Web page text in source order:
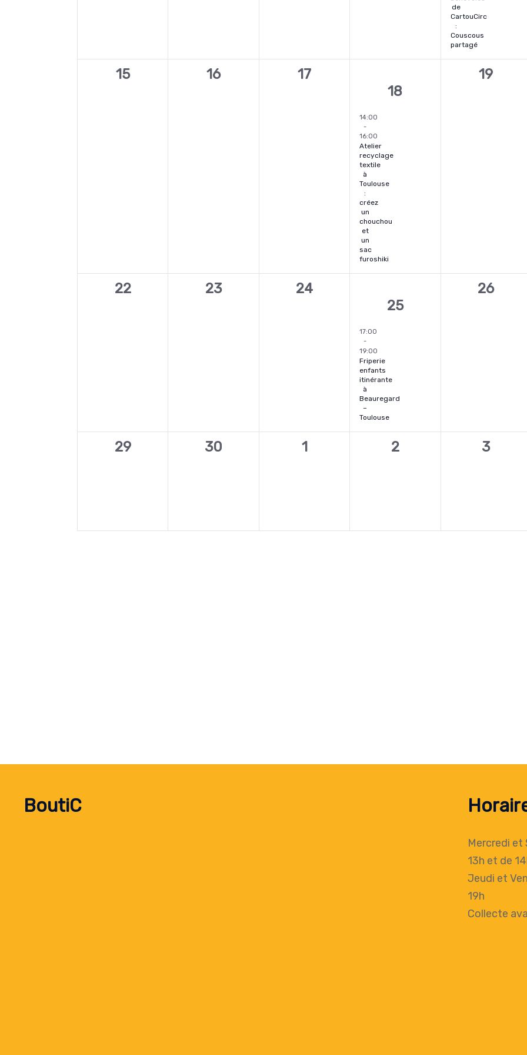
de
CartouCirc
:
Couscous
partagé
0
15
0
16
0
17
1
18
14:00
-
16:00
Atelier
recyclage
textile
à
Toulouse
:
créez
un
chouchou
et
un
sac
furoshiki
0
19
0
22
0
23
0
24
1
25
17:00
-
19:00
Friperie
enfants
itinérante
à
Beauregard
–
Toulouse
0
26
0
29
0
30
0
1
0
2
0
3
BoutiC
Mercredi et
13h et de
Jeudi et
19h
Collecte